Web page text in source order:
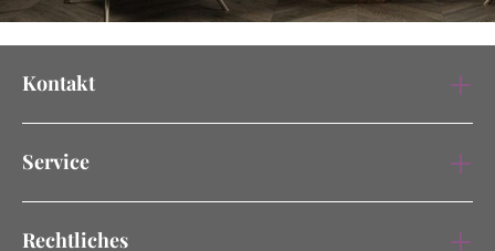
Kontakt
Service
Rechtliches